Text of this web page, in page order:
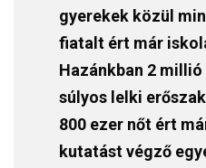
gyerekek közül
fiatalt ért már
Hazánkban 2
súlyos lelki
800 ezer nőt ért
kutatást végző